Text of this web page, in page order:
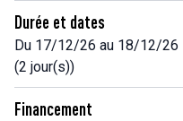
Durée et dates
Du 17/12/26 au 18/12/26
(2 jour(s))
Financement